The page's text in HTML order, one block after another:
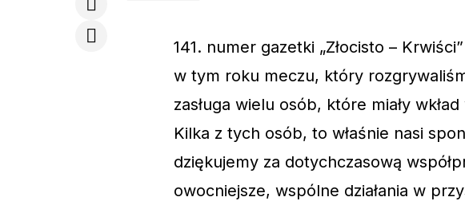
141. numer gazetki „Złocisto –
w tym roku meczu, który
zasługa wielu osób, które miały
Kilka z tych osób, to właśnie nasi
dziękujemy za dotychczasową
owocniejsze, wspólne działania w